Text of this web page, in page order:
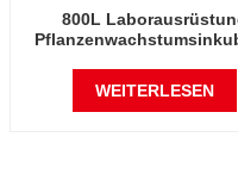
800L
WEITERLESEN